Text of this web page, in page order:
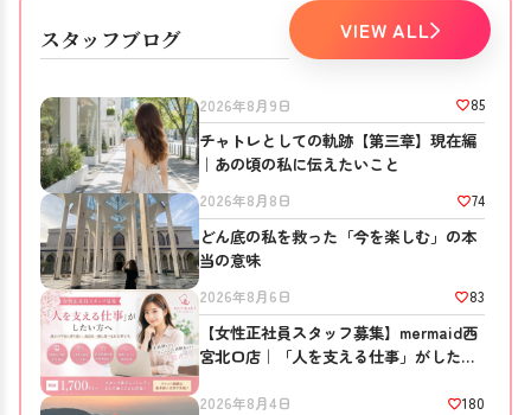
スタッフブログ VIEW ALL
2026年8月9日 85
チャトレとしての軌跡【第三章】現在編
｜あの頃の私に伝えたいこと
2026年8月8日 74
どん底の私を救った「今を楽しむ」の本
当の意味
2026年8月6日 83
【女性正社員スタッフ募集】mermaid西
宮北口店｜「人を支える仕事」がしたい
2026年8月4日 180